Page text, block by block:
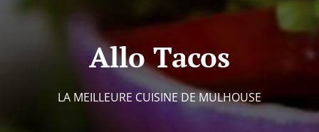
Allo Tacos
LA MEILLEURE CUISINE DE MULHOUSE